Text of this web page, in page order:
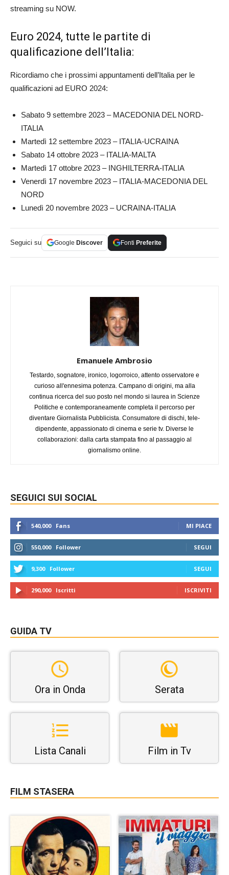
streaming su NOW.
Euro 2024, tutte le partite di
qualificazione dell’Italia:
Ricordiamo che i prossimi appuntamenti dell’Italia per le
qualificazioni ad EURO 2024:
Sabato 9 settembre 2023 – MACEDONIA DEL NORD-
ITALIA
Martedì 12 settembre 2023 – ITALIA-UCRAINA
Sabato 14 ottobre 2023 – ITALIA-MALTA
Martedì 17 ottobre 2023 – INGHILTERRA-ITALIA
Venerdì 17 novembre 2023 – ITALIA-MACEDONIA DEL
NORD
Lunedì 20 novembre 2023 – UCRAINA-ITALIA
Seguici su Google Discover Fonti Preferite
Emanuele Ambrosio
Testardo, sognatore, ironico, logorroico, attento osservatore e
curioso all'ennesima potenza. Campano di origini, ma alla
continua ricerca del suo posto nel mondo si laurea in Scienze
Politiche e contemporaneamente completa il percorso per
diventare Giornalista Pubblicista. Consumatore di dischi, tele-
dipendente, appassionato di cinema e serie tv. Diverse le
collaborazioni: dalla carta stampata fino al passaggio al
giornalismo online.
SEGUICI SUI SOCIAL
540,000 Fans MI PIACE
550,000 Follower SEGUI
9,300 Follower SEGUI
290,000 Iscritti ISCRIVITI
GUIDA TV
Ora in Onda Serata
Lista Canali Film in Tv
FILM STASERA